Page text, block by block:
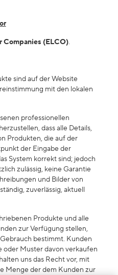
Companies (ELCO).
sind auf der Website
mit den lokalen
professionellen
dass alle Details,
Produkten, die auf der
der Eingabe der
System korrekt sind; jedoch
zulässig, keine Garantie
und Bilder von
zuverlässig, aktuell
Produkte und alle
zur Verfügung stellen,
bestimmt. Kunden
oder Muster davon verkaufen
uns das Recht vor, mit
Menge der dem Kunden zur